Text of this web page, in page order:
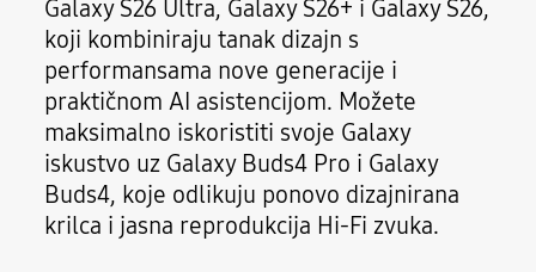
Galaxy S26 Ultra, Galaxy S26+ i Galaxy S26,
koji kombiniraju tanak dizajn s
performansama nove generacije i
praktičnom AI asistencijom. Možete
maksimalno iskoristiti svoje Galaxy
iskustvo uz Galaxy Buds4 Pro i Galaxy
Buds4, koje odlikuju ponovo dizajnirana
krilca i jasna reprodukcija Hi-Fi zvuka.